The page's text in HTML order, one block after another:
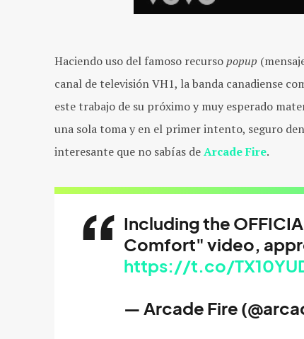
Haciendo uso del famoso recursopopup
canal de televisión VH1, la banda canadiense
este trabajo de su próximo y muy esperado
una sola toma y en el primer intento, seguro
interesante que no sabías deArcade Fire.
Including the
Comfort" video,
https://t.co/
— Arcade Fire